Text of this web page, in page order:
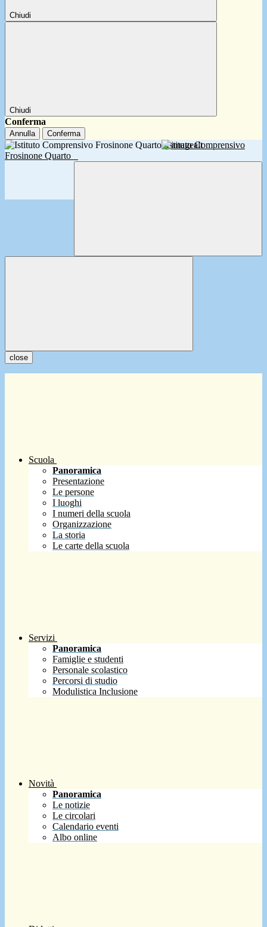
Chiudi
Chiudi
Conferma
Annulla Conferma
Istituto Comprensivo
Frosinone Quarto
close
Scuola
Panoramica
Presentazione
Le persone
I luoghi
I numeri della scuola
Organizzazione
La storia
Le carte della scuola
Servizi
Panoramica
Famiglie e studenti
Personale scolastico
Percorsi di studio
Modulistica Inclusione
Novità
Panoramica
Le notizie
Le circolari
Calendario eventi
Albo online